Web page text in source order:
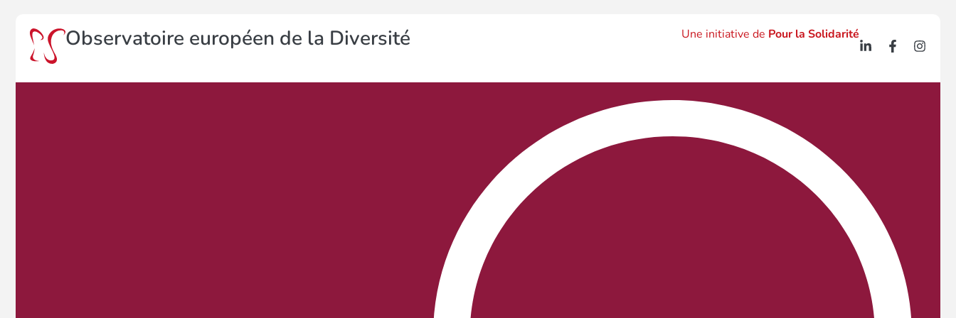
Observatoire européen de la Diversité Une initiative de Pour la Solidarité